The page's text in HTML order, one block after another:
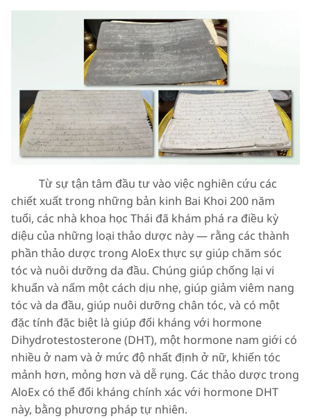
Từ sự tận tâm đầu tư vào việc nghiên cứu các
chiết xuất trong những bản kinh Bai Khoi 200 năm
tuổi, các nhà khoa học Thái đã khám phá ra điều kỳ
diệu của những loại thảo dược này — rằng các thành
phần thảo dược trong AloEx thực sự giúp chăm sóc
tóc và nuôi dưỡng da đầu. Chúng giúp chống lại vi
khuẩn và nấm một cách dịu nhẹ, giúp giảm viêm nang
tóc và da đầu, giúp nuôi dưỡng chân tóc, và có một
đặc tính đặc biệt là giúp đối kháng với hormone
Dihydrotestosterone (DHT), một hormone nam giới có
nhiều ở nam và ở mức độ nhất định ở nữ, khiến tóc
mảnh hơn, mỏng hơn và dễ rụng. Các thảo dược trong
AloEx có thể đối kháng chính xác với hormone DHT
này, bằng phương pháp tự nhiên.